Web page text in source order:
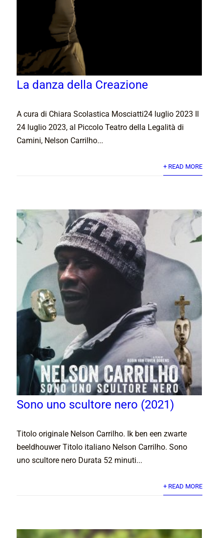
La danza della Creazione
A cura di Chiara Scolastica Mosciatti24 luglio 2023 Il
24 luglio 2023, al Piccolo Teatro della Legalità di
Camini, Nelson Carrilho...
+ READ MORE
Sono uno scultore nero (2021)
Titolo originale Nelson Carrilho. Ik ben een zwarte
beeldhouwer Titolo italiano Nelson Carrilho. Sono
uno scultore nero Durata 52 minuti...
+ READ MORE